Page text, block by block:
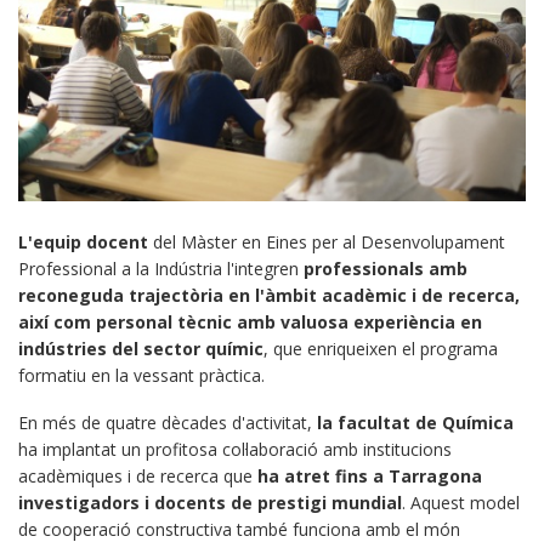
L'equip docent del Màster en Eines per al Desenvolupament
Professional a la Indústria l'integren professionals amb
reconeguda trajectòria en l'àmbit acadèmic i de recerca,
així com personal tècnic amb valuosa experiència en
indústries del sector químic, que enriqueixen el programa
formatiu en la vessant pràctica.
En més de quatre dècades d'activitat, la facultat de Química
ha implantat un profitosa col·laboració amb institucions
acadèmiques i de recerca que ha atret fins a Tarragona
investigadors i docents de prestigi mundial. Aquest model
de cooperació constructiva també funciona amb el món